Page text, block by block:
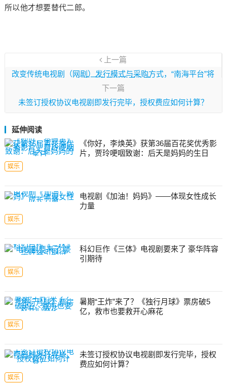
所以他才想要替代二郎。
上一篇
改变传统电视剧（网剧）发行模式与采购方式，“南海平台”将
构建可持续发展产业链
下一篇
未签订授权协议电视剧即发行完毕，授权费应如何计算？
延伸阅读
《你好，李焕英》获第36届百花奖优秀影
片，贾玲哽咽致谢：后天是妈妈的生日
娱乐
电视剧《加油！妈妈》——体现女性成长
力量
娱乐
科幻巨作《三体》电视剧要来了 豪华阵容
引期待
娱乐
暑期“王炸”来了？《独行月球》票房破5
亿，救市也要救开心麻花
娱乐
未签订授权协议电视剧即发行完毕，授权
费应如何计算？
娱乐